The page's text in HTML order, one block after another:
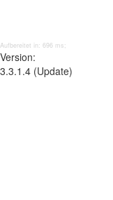
Aufbereitet in: 696 ms;
Version:
3.3.1.4 (Update)